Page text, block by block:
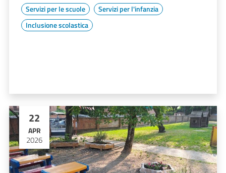
Servizi per le scuole
Servizi per l'infanzia
Inclusione scolastica
22
APR
2026